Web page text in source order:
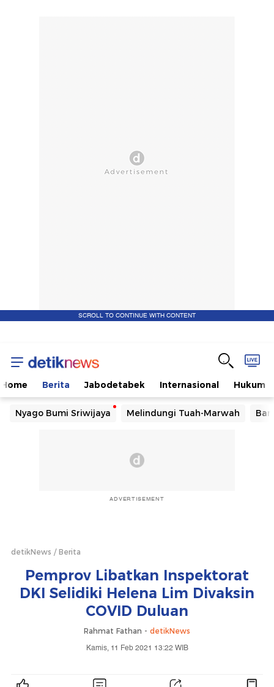
SCROLL TO CONTINUE WITH CONTENT
Home Berita Jabodetabek Internasional Hukum
Nyago Bumi Sriwijaya Melindungi Tuah-Marwah
ADVERTISEMENT
detikNews Berita
Pemprov Libatkan Inspektorat
DKI Selidiki Helena Lim Divaksin
COVID Duluan
Rahmat Fathan - detikNews
Kamis, 11 Feb 2021 13:22 WIB